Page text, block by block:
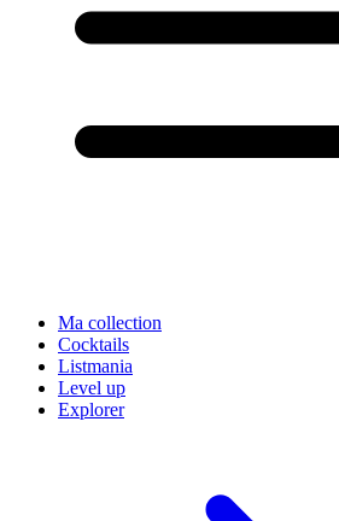
Ma collection
Cocktails
Listmania
Level up
Explorer